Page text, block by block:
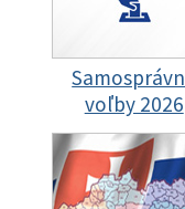
voľby 2026